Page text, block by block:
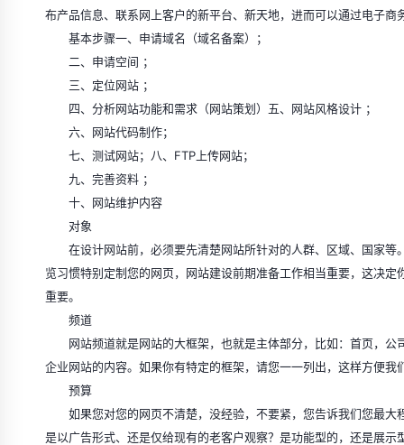
布产品信息、联系网上客户的新平台、新天地，进而可以通过电子
基本步骤一、申请域名（域名备案）；
二、申请空间 ；
三、定位网站 ；
四、分析网站功能和需求（网站策划）五、网站风格设计 ；
六、网站代码制作；
七、测试网站；八、FTP上传网站；
九、完善资料 ；
十、网站维护内容
对象
在设计网站前，必须要先清楚网站所针对的人群、区域、国家等
览习惯特别定制您的网页，网站建设前期准备工作相当重要，这决
重要。
频道
网站频道就是网站的大框架，也就是主体部分，比如：首页，公
企业网站的内容。如果你有特定的框架，请您一一列出，这样方便我
预算
如果您对您的网页不清楚，没经验，不要紧，您告诉我们您最大
是以广告形式、还是仅给现有的老客户观察？是功能型的，还是展